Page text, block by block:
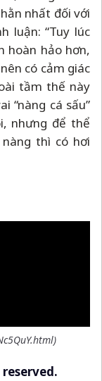
nhất đối với
luận: “Tuy lúc
hoàn hảo hơn,
có cảm giác
tầm thế này
“nàng cá sấu”
nhưng để thể
thì có hơi
)